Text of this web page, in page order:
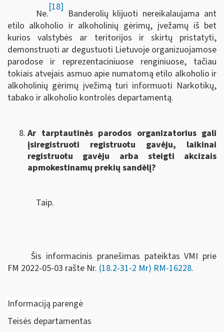
Ne.
[18]
Banderolių klijuoti nereikalaujama ant
etilo alkoholio ir alkoholinių gėrimų, įvežamų iš bet
kurios valstybės ar teritorijos ir skirtų pristatyti,
demonstruoti ar degustuoti Lietuvoje organizuojamose
parodose ir reprezentaciniuose renginiuose, tačiau
tokiais atvejais asmuo apie numatomą etilo alkoholio ir
alkoholinių gėrimų įvežimą turi informuoti Narkotikų,
tabako ir alkoholio kontrolės departamentą.
Ar tarptautinės parodos organizatorius gali
įsiregistruoti registruotu gavėju, laikinai
registruotu gavėju arba steigti akcizais
apmokestinamų prekių sandėlį?
Taip.
Šis informacinis pranešimas pateiktas VMI prie
FM 2022-05-03 rašte Nr. (18.2-31-2 Mr) RM-16228.
Informaciją parengė
Teisės departamentas